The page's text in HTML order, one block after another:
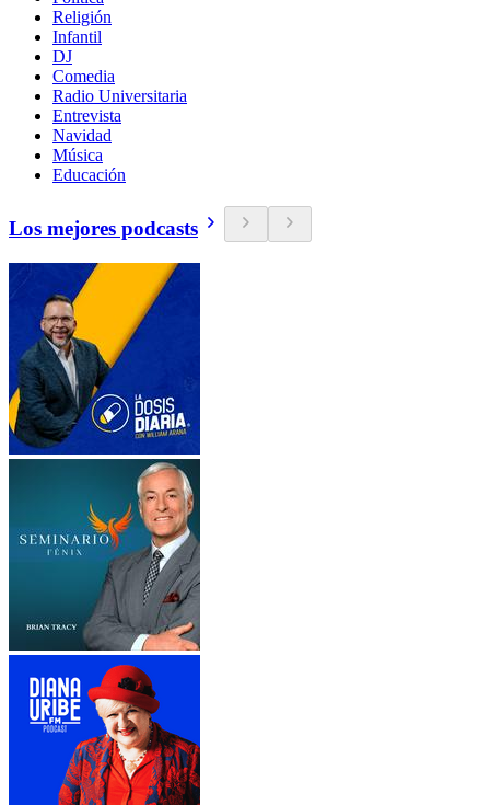
Religión
Infantil
DJ
Comedia
Radio Universitaria
Entrevista
Navidad
Música
Educación
Los mejores podcasts